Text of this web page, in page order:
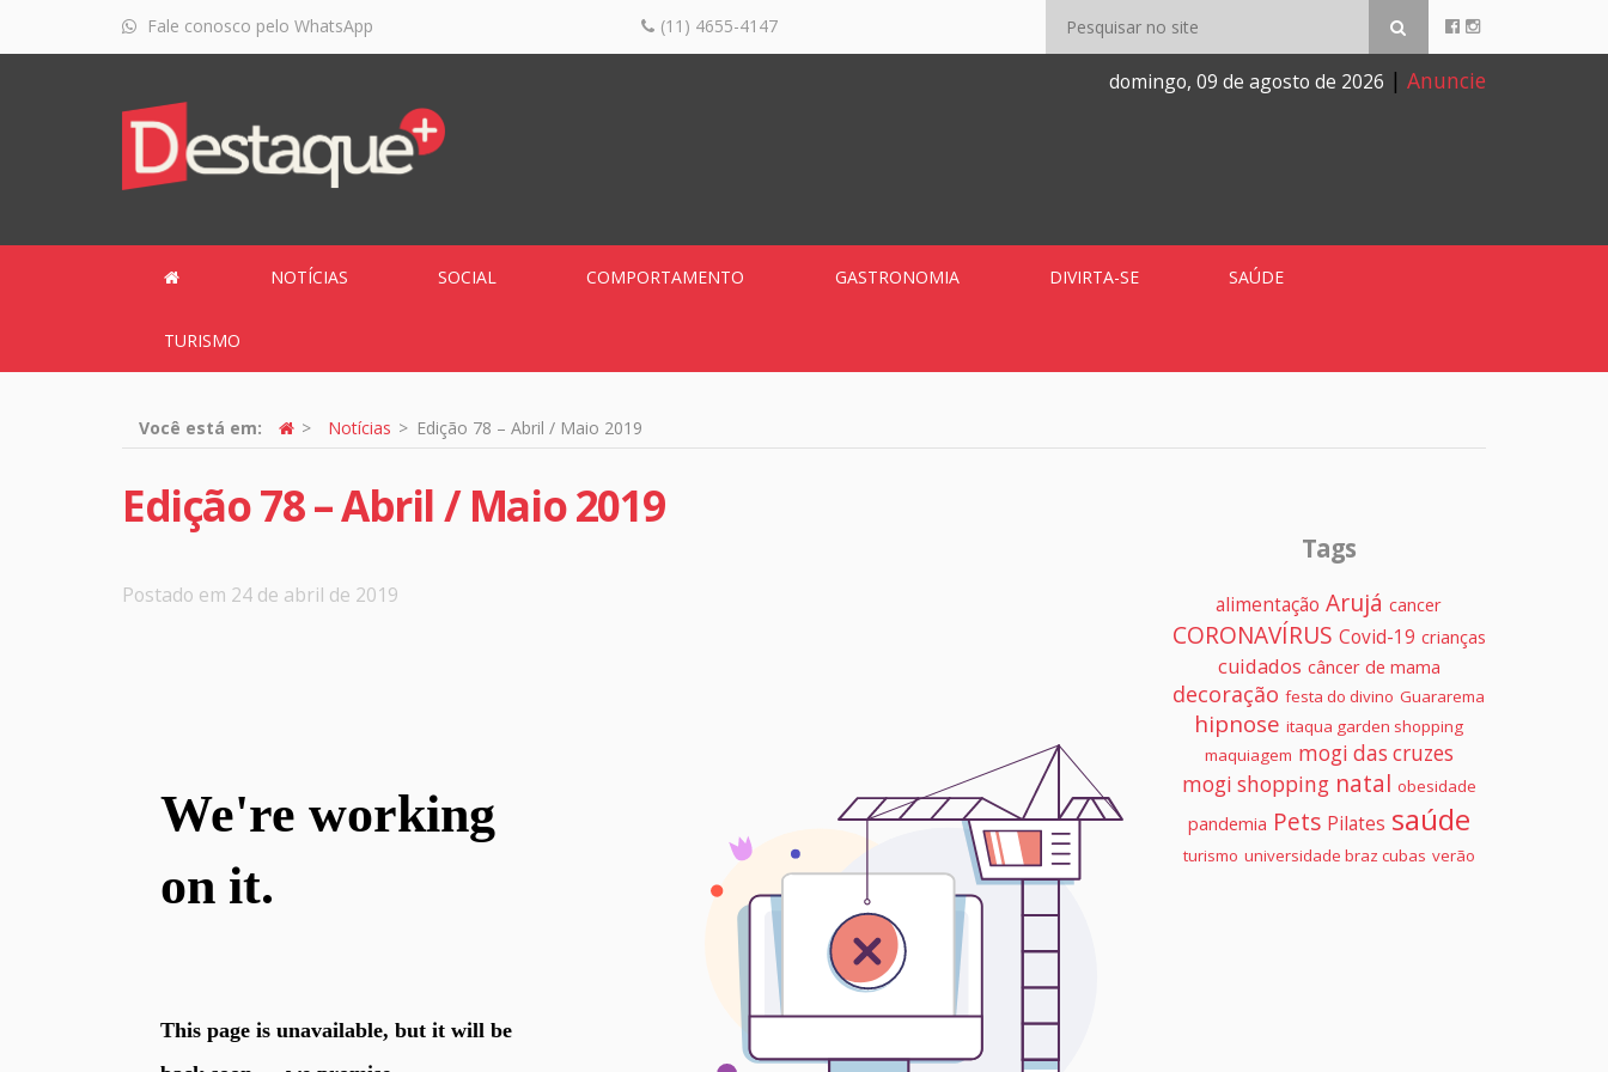
Fale conosco pelo WhatsApp (11) 4655-4147
domingo, 09 de agosto de 2026 | Anuncie
NOTÍCIAS SOCIAL COMPORTAMENTO GASTRONOMIA DIVIRTA-SE SAÚDE
TURISMO
Você está em: Notícias Edição 78 – Abril / Maio 2019
Edição 78 – Abril / Maio 2019
Postado em 24 de abril de 2019
Tags
alimentação Arujá cancer
CORONAVÍRUS Covid-19 crianças
cuidados câncer de mama
decoração festa do divino Guararema
hipnose itaqua garden shopping
maquiagem mogi das cruzes
mogi shopping natal obesidade
pandemia Pets Pilates saúde
turismo universidade braz cubas verão